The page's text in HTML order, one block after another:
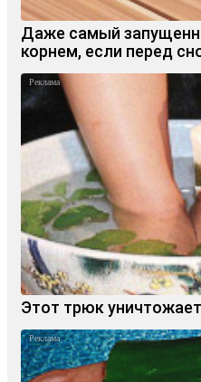
Даже самый
корнем, если перед
Этот трюк